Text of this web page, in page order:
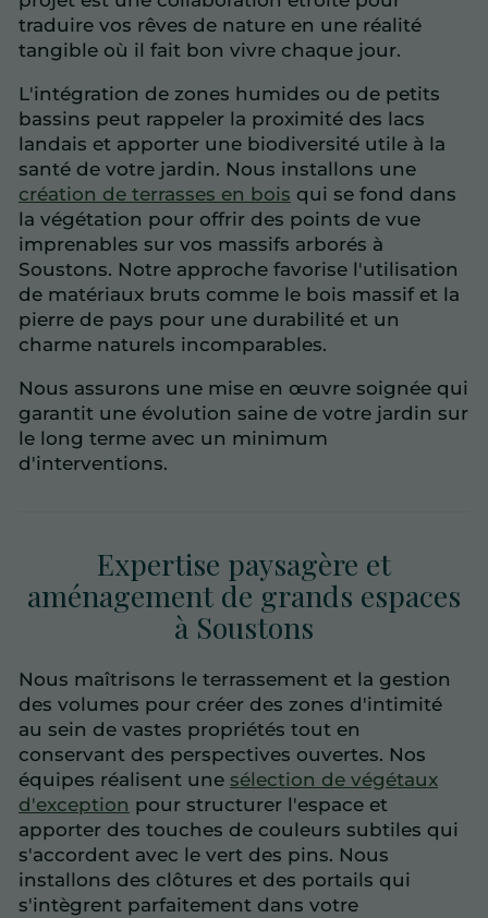
traduire vos rêves de nature en une réalité
tangible où il fait bon vivre chaque jour.
L'intégration de zones humides ou de petits
bassins peut rappeler la proximité des lacs
landais et apporter une biodiversité utile à la
santé de votre jardin. Nous installons une
création de terrasses en bois qui se fond dans
la végétation pour offrir des points de vue
imprenables sur vos massifs arborés à
Soustons. Notre approche favorise l'utilisation
de matériaux bruts comme le bois massif et la
pierre de pays pour une durabilité et un
charme naturels incomparables.
Nous assurons une mise en œuvre soignée qui
garantit une évolution saine de votre jardin sur
le long terme avec un minimum
d'interventions.
Expertise paysagère et
aménagement de grands espaces
à Soustons
Nous maîtrisons le terrassement et la gestion
des volumes pour créer des zones d'intimité
au sein de vastes propriétés tout en
conservant des perspectives ouvertes. Nos
équipes réalisent une sélection de végétaux
d'exception pour structurer l'espace et
apporter des touches de couleurs subtiles qui
s'accordent avec le vert des pins. Nous
installons des clôtures et des portails qui
s'intègrent parfaitement dans votre